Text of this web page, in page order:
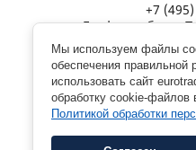
Мы используем файлы
обеспечения
использовать сайт
обработку cookie-файлов
Политикой обработки
+7
График работы:
Московская обл., г.